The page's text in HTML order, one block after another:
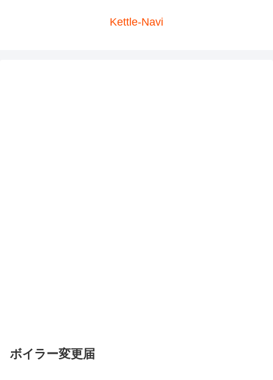
Kettle-Navi
ボイラー変更届